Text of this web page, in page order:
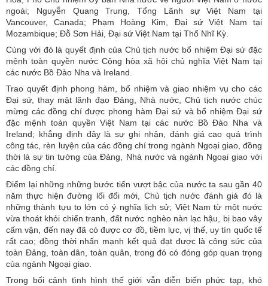
ngoài; Nguyễn Quang Trung, Tổng Lãnh sự Việt Nam tại
Vancouver, Canada; Phạm Hoàng Kim, Đại sứ Việt Nam tại
Mozambique; Đỗ Sơn Hải, Đại sứ Việt Nam tại Thổ Nhĩ Kỳ.
Cùng với đó là quyết định của Chủ tịch nước bổ nhiệm Đại sứ đặc
mệnh toàn quyền nước Cộng hòa xã hội chủ nghĩa Việt Nam tại
các nước Bồ Đào Nha và Ireland.
Trao quyết định phong hàm, bổ nhiệm và giao nhiệm vụ cho các
Đại sứ, thay mặt lãnh đạo Đảng, Nhà nước, Chủ tịch nước chúc
mừng các đồng chí được phong hàm Đại sứ và bổ nhiệm Đại sứ
đặc mệnh toàn quyền Việt Nam tại các nước Bồ Đào Nha và
Ireland; khẳng định đây là sự ghi nhận, đánh giá cao quá trình
công tác, rèn luyện của các đồng chí trong ngành Ngoại giao, đồng
thời là sự tin tưởng của Đảng, Nhà nước và ngành Ngoại giao với
các đồng chí.
Điểm lại những những bước tiến vượt bậc của nước ta sau gần 40
năm thực hiện đường lối đổi mới, Chủ tịch nước đánh giá đó là
những thành tựu to lớn có ý nghĩa lịch sử; Việt Nam từ một nước
vừa thoát khỏi chiến tranh, đất nước nghèo nàn lạc hậu, bị bao vây
cấm vận, đến nay đã có được cơ đồ, tiềm lực, vị thế, uy tín quốc tế
rất cao; đồng thời nhấn mạnh kết quả đạt được là công sức của
toàn Đảng, toàn dân, toàn quân, trong đó có đóng góp quan trọng
của ngành Ngoại giao.
Trong bối cảnh tình hình thế giới vẫn diễn biến phức tạp, khó